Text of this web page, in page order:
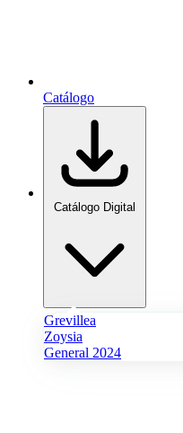
Catálogo
Catálogo Digital
Grevillea
Zoysia
General 2024